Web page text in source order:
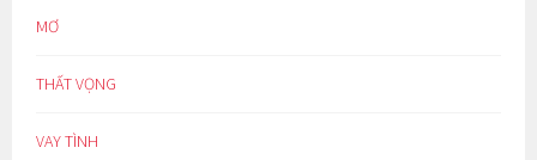
MƠ
THẤT VỌNG
VAY TÌNH